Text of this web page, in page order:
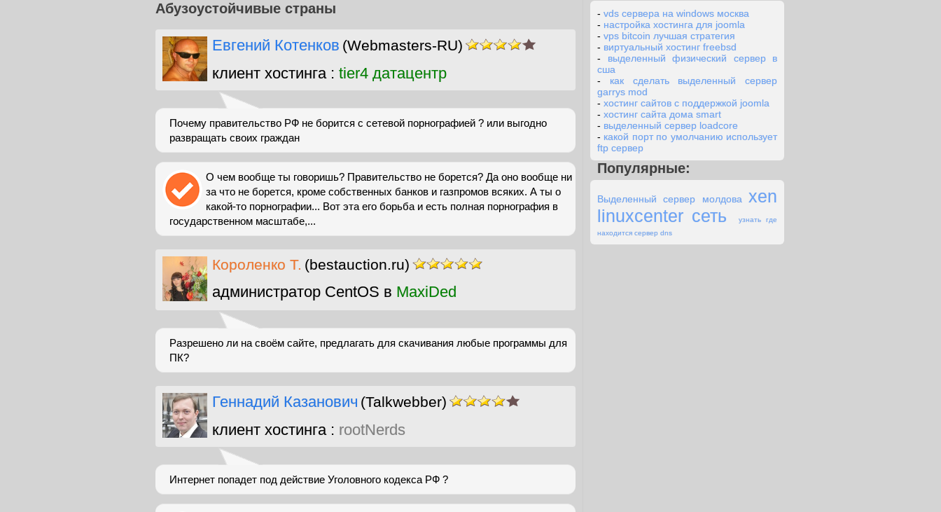
Абузоустойчивые страны
Евгений Котенков (Webmasters-RU)
клиент хостинга : tier4 датацентр
Почему правительство РФ не борится с сетевой порнографией ? или выгодно
развращать своих граждан
О чем вообще ты говоришь? Правительство не борется? Да оно вообще ни
за что не борется, кроме собственных банков и газпромов всяких. А ты о
какой-то порнографии... Вот эта его борьба и есть полная порнография в
государственном масштабе,...
Короленко Т. (bestauction.ru)
администратор CentOS в MaxiDed
Разрешено ли на своём сайте, предлагать для скачивания любые программы для
ПК?
Геннадий Казанович (Talkwebber)
клиент хостинга : rootNerds
Интернет попадет под действие Уголовного кодекса РФ ?
- vds сервера на windows москва
- настройка хостинга для joomla
- vps bitcoin лучшая стратегия
- виртуальный хостинг freebsd
- выделенный физический сервер в
сша
- как сделать выделенный сервер
garrys mod
- хостинг сайтов с поддержкой joomla
- хостинг сайта дома smart
- выделенный сервер loadcore
- какой порт по умолчанию использует
ftp сервер
Популярные:
Выделенный сервер молдова
xen
linuxcenter сеть
узнать где
находится сервер dns